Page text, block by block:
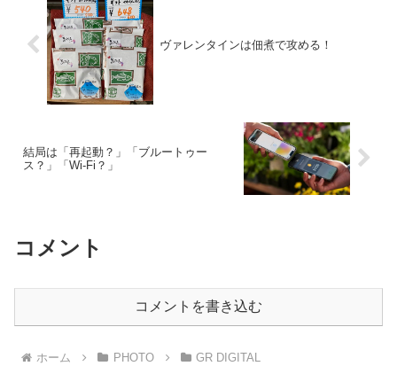
ヴァレンタインは佃煮で攻める！
結局は「再起動？」「ブルートゥー
ス？」「Wi-Fi？」
コメント
コメントを書き込む
ホーム PHOTO GR DIGITAL